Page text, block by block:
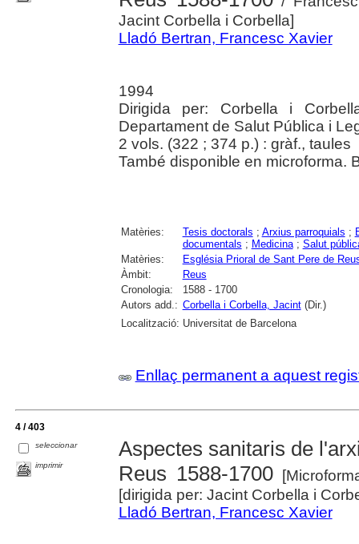
Jacint Corbella i Corbella]
Lladó Bertran, Francesc Xavier
1994
Dirigida per: Corbella i
Departament de Salut Pública i
2 vols. (322 ; 374 p.) : gràf., taules
També disponible en microforma.
Matèries: Tesis doctorals ; Arxius parroquials ;
documentals ; Medicina; Salut
Matèries:
Església Prioral de Sant Pere de
Àmbit:
Reus
Cronologia:
1588 - 1700
Autors add.: Corbella i Corbella, Jacint(Dir.)
Localització: Universitat de Barcelona
Enllaç permanent a aquest
4 / 403
seleccionar
imprimir
Aspectes sanitaris de
Reus 1588-1700
[dirigida per: Jacint Corbella i
Lladó Bertran, Francesc Xavier